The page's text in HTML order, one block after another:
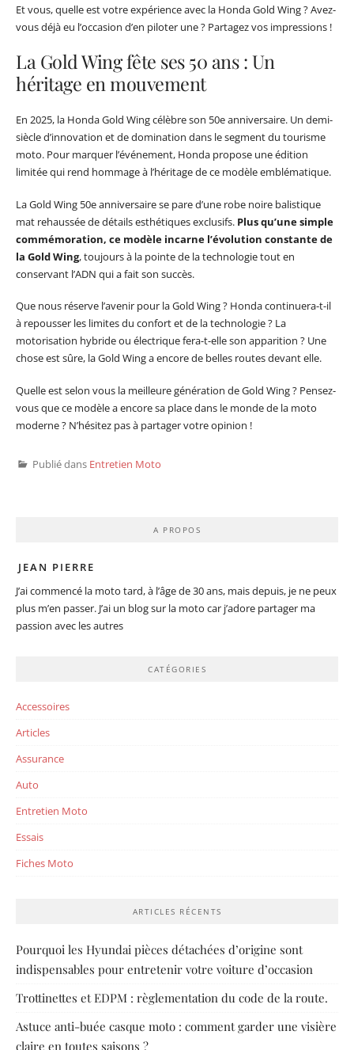
Et vous, quelle est votre expérience avec la Honda Gold Wing ? Avez-
vous déjà eu l’occasion d’en piloter une ? Partagez vos impressions !
La Gold Wing fête ses 50 ans : Un
héritage en mouvement
En 2025, la Honda Gold Wing célèbre son 50e anniversaire. Un demi-
siècle d’innovation et de domination dans le segment du tourisme
moto. Pour marquer l’événement, Honda propose une édition
limitée qui rend hommage à l’héritage de ce modèle emblématique.
La Gold Wing 50e anniversaire se pare d’une robe noire balistique
mat rehaussée de détails esthétiques exclusifs. Plus qu’une simple
commémoration, ce modèle incarne l’évolution constante de
la Gold Wing, toujours à la pointe de la technologie tout en
conservant l’ADN qui a fait son succès.
Que nous réserve l’avenir pour la Gold Wing ? Honda continuera-t-il
à repousser les limites du confort et de la technologie ? La
motorisation hybride ou électrique fera-t-elle son apparition ? Une
chose est sûre, la Gold Wing a encore de belles routes devant elle.
Quelle est selon vous la meilleure génération de Gold Wing ? Pensez-
vous que ce modèle a encore sa place dans le monde de la moto
moderne ? N’hésitez pas à partager votre opinion !
Publié dans Entretien Moto
A PROPOS
JEAN PIERRE
J’ai commencé la moto tard, à l’âge de 30 ans, mais depuis, je ne peux
plus m’en passer. J’ai un blog sur la moto car j’adore partager ma
passion avec les autres
CATÉGORIES
Accessoires
Articles
Assurance
Auto
Entretien Moto
Essais
Fiches Moto
ARTICLES RÉCENTS
Pourquoi les Hyundai pièces détachées d’origine sont
indispensables pour entretenir votre voiture d’occasion
Trottinettes et EDPM : règlementation du code de la route.
Astuce anti-buée casque moto : comment garder une visière
claire en toutes saisons ?